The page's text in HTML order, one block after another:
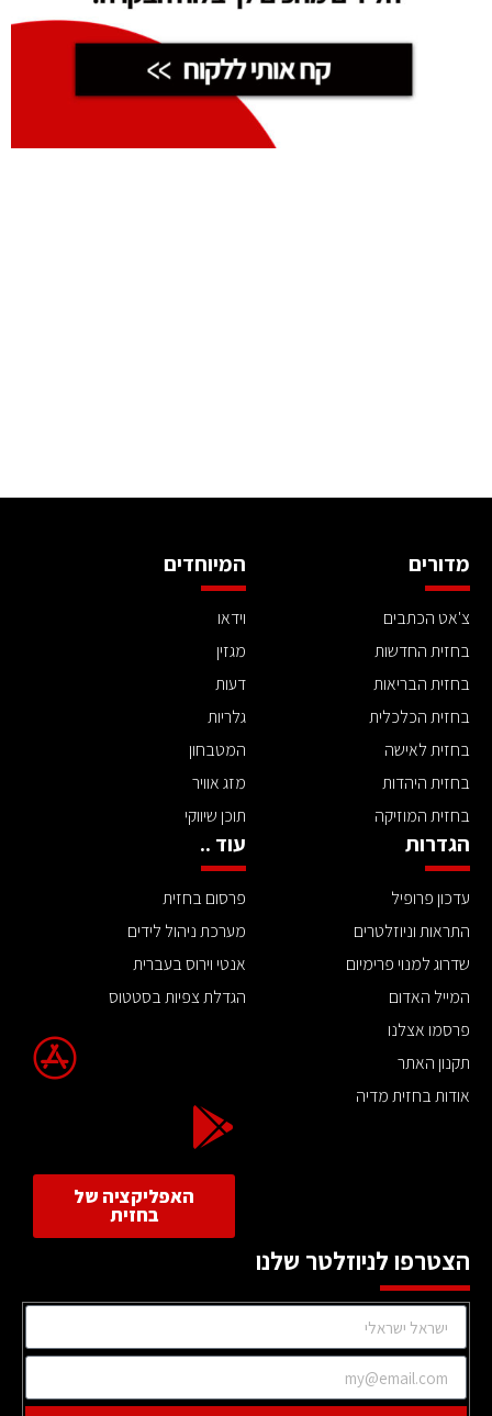
מדורים
צ'אט הכתבים
בחזית החדשות
בחזית הבריאות
בחזית הכלכלית
בחזית לאישה
בחזית היהדות
בחזית המוזיקה
המיוחדים
וידאו
מגזין
דעות
גלריות
המטבחון
מזג אוויר
תוכן שיווקי
הגדרות
עדכון פרופיל
התראות וניוזלטרים
שדרוג למנוי פרימיום
המייל האדום
פרסמו אצלנו
תקנון האתר
אודות בחזית מדיה
עוד ..
פרסום בחזית
מערכת ניהול לידים
אנטי וירוס בעברית
הגדלת צפיות בסטטוס
האפליקציה של
בחזית
הצטרפו לניוזלטר שלנו